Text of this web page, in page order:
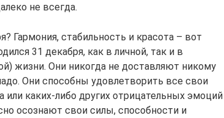
не всегда.
Гармония, стабильность и красота – вот
31 декабря, как в личной, так и в
жизни. Они никогда не доставляют никому
Они способны удовлетворить все свои
каких-либо других отрицательных эмоций
осознают свои силы, способности и